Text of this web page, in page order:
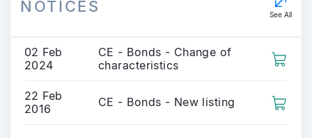
NOTICES See All
02 Feb
2024
CE - Bonds - Change of
characteristics
22 Feb
2016
CE - Bonds - New listing